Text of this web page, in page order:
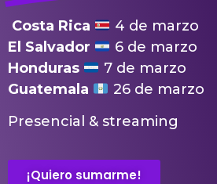
Costa Rica
4 de marzo
El Salvador
6 de marzo
Honduras
7 de marzo
Guatemala
26 de marzo
Presencial & streaming
¡Quiero sumarme!